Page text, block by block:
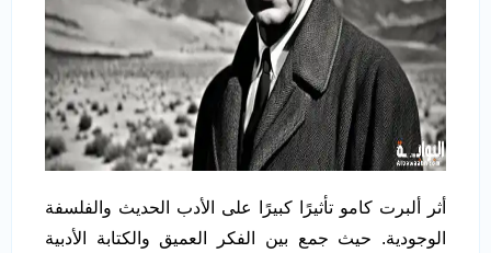
أثر ألبرت كامو تأثيرًا كبيرًا على الأدب الحديث والفلسفة
الوجودية. حيث جمع بين الفكر العميق والكتابة الأدبية